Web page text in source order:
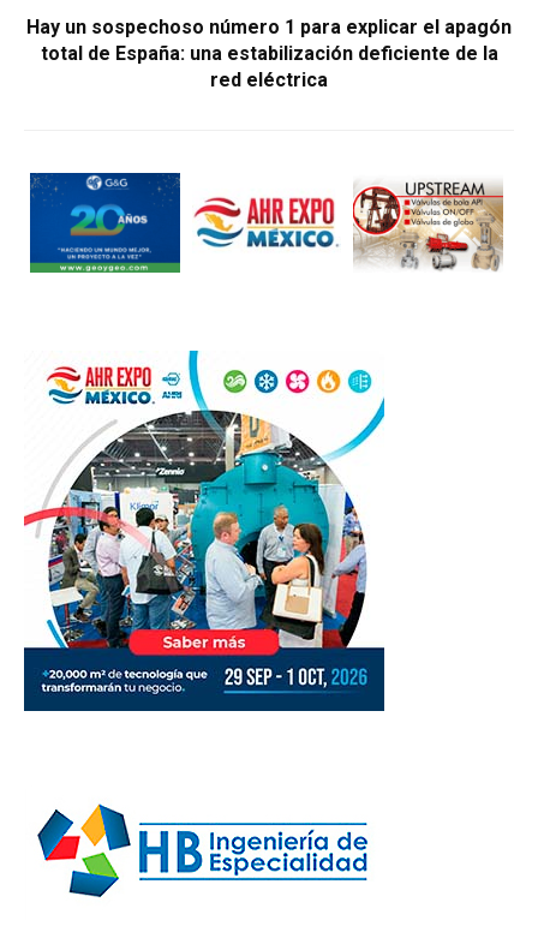
Hay un sospechoso número 1 para explicar el apagón
total de España: una estabilización deficiente de la
red eléctrica